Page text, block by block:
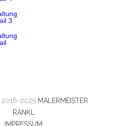
2025 MALERMEISTER
RANKL
IMPRESSUM